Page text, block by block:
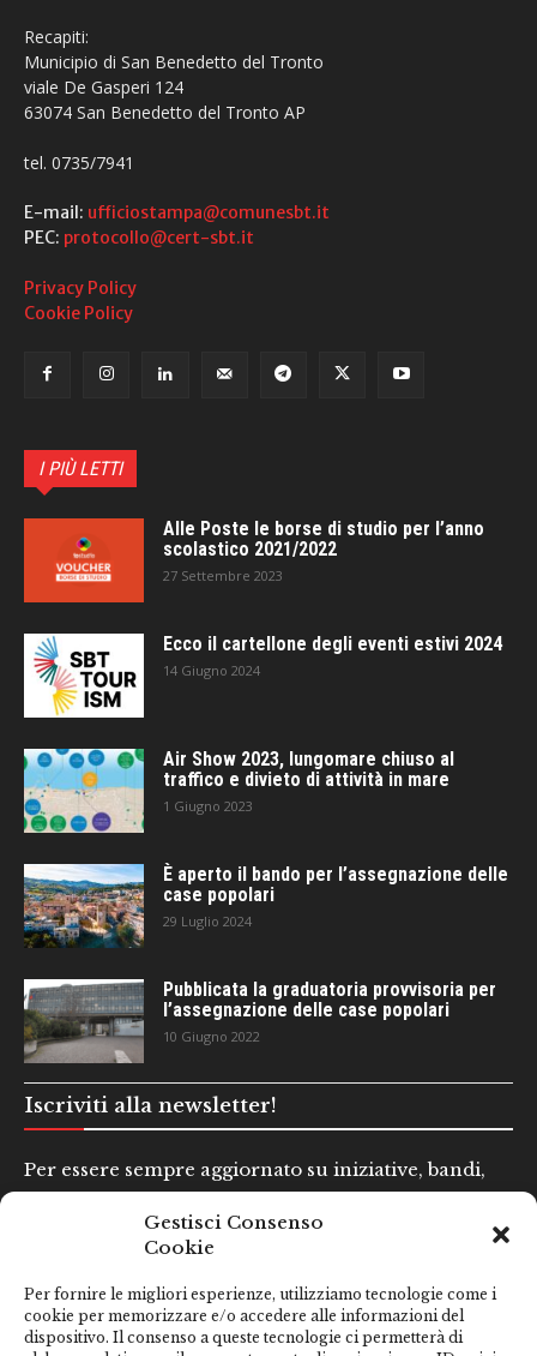
Gestisci Consenso
Cookie
Per fornire le migliori esperienze, utilizziamo tecnologie come i
cookie per memorizzare e/o accedere alle informazioni del
dispositivo. Il consenso a queste tecnologie ci permetterà di
Recapiti:
Municipio di San Benedetto del Tronto
viale De Gasperi 124
63074 San Benedetto del Tronto AP
tel. 0735/7941
E-mail: ufficiostampa@comunesbt.it
PEC: protocollo@cert-sbt.it
Privacy Policy
Cookie Policy
I PIÙ LETTI
Alle Poste le borse di studio per l’anno
scolastico 2021/2022
27 Settembre 2023
Ecco il cartellone degli eventi estivi 2024
14 Giugno 2024
Air Show 2023, lungomare chiuso al
traffico e divieto di attività in mare
1 Giugno 2023
È aperto il bando per l’assegnazione delle
case popolari
29 Luglio 2024
Pubblicata la graduatoria provvisoria per
l’assegnazione delle case popolari
10 Giugno 2022
Iscriviti alla newsletter!
Per essere sempre aggiornato su iniziative, bandi,
Email*